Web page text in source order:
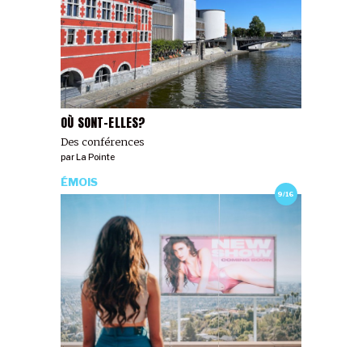
OÙ SONT-ELLES?
Des conférences
par La Pointe
9/16
ÉMOIS